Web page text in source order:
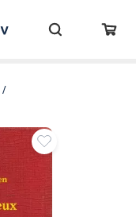
/